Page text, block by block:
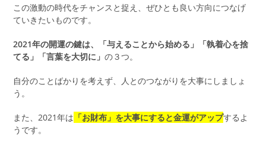
この激動の時代をチャンスと捉え、ぜひとも良い方向につなげ
ていきたいものです。
2021年の開運の鍵は、「与えることから始める」「執着心を捨
てる」「言葉を大切に」の３つ。
自分のことばかりを考えず、人とのつながりを大事にしましょ
う。
また、2021年は 「お財布」を大事にすると金運がアップするよ
うです。